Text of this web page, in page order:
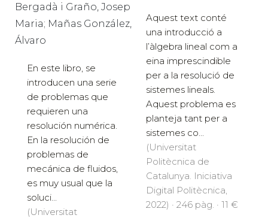
Bergadà i Graño, Josep
Maria; Mañas González,
Álvaro
En este libro, se
introducen una serie
de problemas que
requieren una
resolución numérica.
En la resolución de
problemas de
mecánica de fluidos,
es muy usual que la
soluci...
(Universitat
Aquest text conté
una introducció a
l’àlgebra lineal com a
eina imprescindible
per a la resolució de
sistemes lineals.
Aquest problema es
planteja tant per a
sistemes co...
(Universitat
Politècnica de
Catalunya. Iniciativa
Digital Politècnica,
2022) · 246 pàg. · 11 €